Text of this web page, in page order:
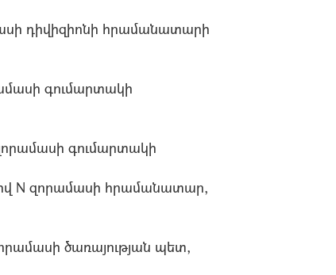
դիվիզիոնի հրամանատարի
գումարտակի
գումարտակի
N զորամասի հրամանատար,
ծառայության պետ,